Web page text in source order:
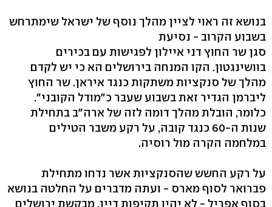
בנושא זה ראוי לציין מהלך נוסף של ישראל שימתרחש
בשבוע הקרוב - נסיעת
סגן שר החוץ דני איילון לפגישות עם בכירים
בוושינגטון. הקו המנחה בירושלים הא כי יש לקדם
מהלך של סנקציות משתקות כנגד איראן. שר החוץ
ליברמן הגדיר זאת בשבוע שעבר כ"מודל הקובני".
כלומר, הובלת מהלך דומה לזה של ארה"ב בתחילת
שנות ה-60 כנגד קובה, על רקע משבר הטילים
במלחמה הקרה מול רוסיה.
על רקע החשש שהסנקציות אשר נדחו מתחילת
פברואר לסוף מארס - ועתה מדברים על החלטה בנושא
בסוף אפריל - לא יהיו תקיפות דיין, מבקשת ירושלים